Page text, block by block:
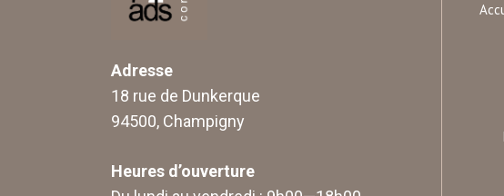
Adresse
18 rue de Dunkerque
94500, Champigny
Heures d’ouverture